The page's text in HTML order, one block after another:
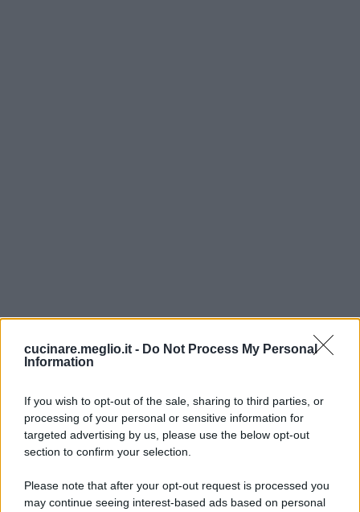
cucinare.meglio.it - Do Not Process My Personal
Information
If you wish to opt-out of the sale, sharing to third parties, or
processing of your personal or sensitive information for
targeted advertising by us, please use the below opt-out
section to confirm your selection.
Please note that after your opt-out request is processed you
may continue seeing interest-based ads based on personal